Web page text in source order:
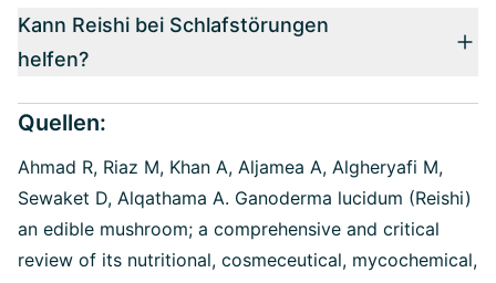
Kann Reishi bei Schlafstörungen
helfen?
Quellen:
Ahmad R, Riaz M, Khan A, Aljamea A, Algheryafi M,
Sewaket D, Alqathama A. Ganoderma lucidum (Reishi)
an edible mushroom; a comprehensive and critical
review of its nutritional, cosmeceutical, mycochemical,